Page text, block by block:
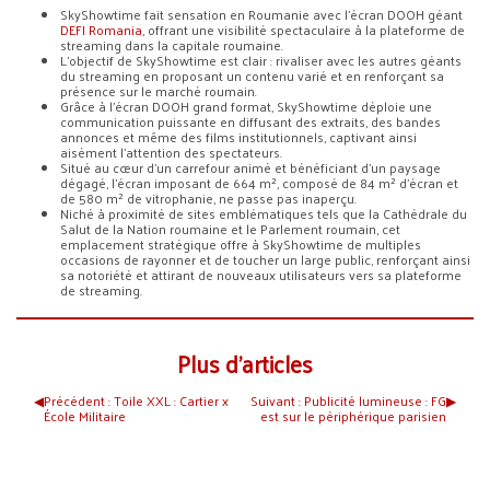
SkyShowtime fait sensation en Roumanie avec l’écran DOOH géant
DEFI Romania, offrant une visibilité spectaculaire à la plateforme de
streaming dans la capitale roumaine.
L’objectif de SkyShowtime est clair : rivaliser avec les autres géants
du streaming en proposant un contenu varié et en renforçant sa
présence sur le marché roumain.
Grâce à l’écran DOOH grand format, SkyShowtime déploie une
communication puissante en diffusant des extraits, des bandes
annonces et même des films institutionnels, captivant ainsi
aisément l’attention des spectateurs.
Situé au cœur d’un carrefour animé et bénéficiant d’un paysage
dégagé, l’écran imposant de 664 m², composé de 84 m² d’écran et
de 580 m² de vitrophanie, ne passe pas inaperçu.
Niché à proximité de sites emblématiques tels que la Cathédrale du
Salut de la Nation roumaine et le Parlement roumain, cet
emplacement stratégique offre à SkyShowtime de multiples
occasions de rayonner et de toucher un large public, renforçant ainsi
sa notoriété et attirant de nouveaux utilisateurs vers sa plateforme
de streaming.
Plus d’articles
◀︎Précédent :Toile XXL : Cartier x
École Militaire
Suivant :Publicité lumineuse : FG
est sur le périphérique parisien
▶︎